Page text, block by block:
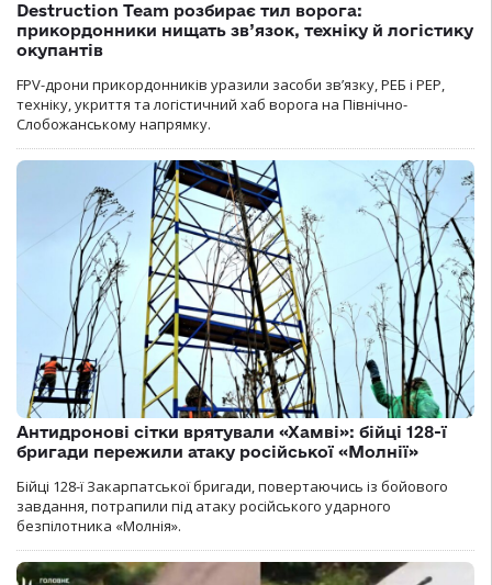
Destruction Team розбирає тил ворога:
прикордонники нищать зв’язок, техніку й логістику
окупантів
FPV-дрони прикордонників уразили засоби зв’язку, РЕБ і РЕР,
техніку, укриття та логістичний хаб ворога на Північно-
Слобожанському напрямку.
Антидронові сітки врятували «Хамві»: бійці 128-ї
бригади пережили атаку російської «Молнії»
Бійці 128-ї Закарпатської бригади, повертаючись із бойового
завдання, потрапили під атаку російського ударного
безпілотника «Молнія».